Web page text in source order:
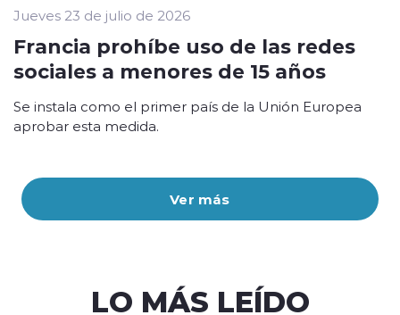
Ver más
Jueves 23 de julio de 2026
Francia prohíbe uso de las redes
sociales a menores de 15 años
Se instala como el primer país de la Unión Europea
aprobar esta medida.
LO MÁS LEÍDO